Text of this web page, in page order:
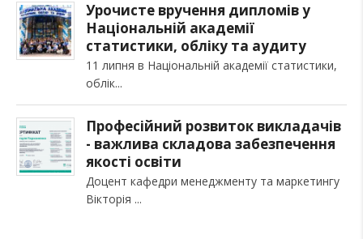
Урочисте вручення дипломів у
Національній академії
статистики, обліку та аудиту
11 липня в Національній академії статистики,
облік
Професійний розвиток викладачів
- важлива складова забезпечення
якості освіти
Доцент кафедри менеджменту та маркетингу
Вікторія